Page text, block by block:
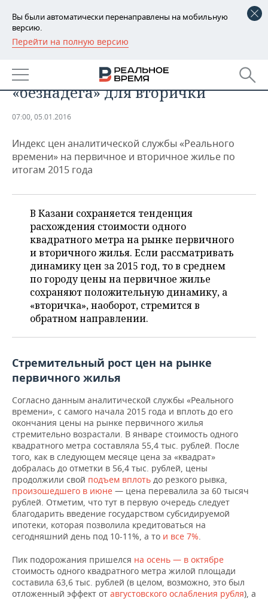
Вы были автоматически перенаправлены на мобильную
версию.
Перейти на полную версию
РЕГИОНЫ
БАШКОРТОСТАН
ТАТАРСТАН
НОВОСТИ
АНАЛИТИКА
ДЕКЛАРАЦИИ О ДОХОДАХ
ВУЗЫ ТАТАРСТАНА
КОМУ ПРИНАДЛЕЖАТ
ТОРГОВЫЕ ЦЕНТРЫ
ТАТАРСТАНА
НОВОСТИ ЭКОНОМИКИ
БАНКИ
БЮДЖЕТ
ИНВЕСТИЦИИ
ПРОМЫШЛЕННОСТЬ
АГРОПРОМ
МАШИНОСТРОЕНИЕ
НЕФТЕХИМИЯ
НЕФТЬ
НОВОСТИ НЕДВИЖИМОСТИ
АВТО
НОВОСТИ АВТО
БИЗНЕС
НОВОСТИ БИЗНЕСА
РОЗНИЧНАЯ ТОРГОВЛЯ
ТРАНСПОРТ
ТЕХНОЛОГИИ
НОВОСТИ ТЕХНОЛОГИЙ
ТЕЛЕКОММУНИКАЦИИ
МЕРОПРИЯТИЯ
НОВОСТИ МЕРОПРИЯТИЙ
БИЗНЕС-БРАНЧИ
ONLINE-КОНФЕРЕНЦИИ
ОТКРЫТАЯ ЛЕКЦИЯ
СПОРТ
ФУТБОЛ
ХОККЕЙ
БАСКЕТБОЛ
ВОЛЕЙБОЛ
КИБЕРСПОРТ
ФИГУРНОЕ КАТАНИЕ
ВОДНЫЕ ВИДЫ СПОРТА
ХОККЕЙ С МЯЧОМ
НОВОСТИ ОБЩЕСТВА
ВЛАСТЬ
ИНФРАСТРУКТУРА
ИСТОРИЯ
КУЛЬТУРА
МЕДИЦИНА
ОБРАЗОВАНИЕ
ПРОИСШЕСТВИЯ
ФОТОГАЛЕРЕЯ
СЮЖЕТЫ
СПРАВОЧНИК
СПИСОК ПЕРСОН
СПИСОК КОМПАНИЙ
ПОЛНАЯ ВЕРСИЯ
2015: пауза от застройщика и
«безнадега» для вторички
07:00, 05.01.2016
Индекс цен аналитической службы «Реального
времени» на первичное и вторичное жилье по
итогам 2015 года
В Казани сохраняется тенденция
расхождения стоимости одного
квадратного метра на рынке первичного
и вторичного жилья. Если рассматривать
динамику цен за 2015 год, то в среднем
по городу цены на первичное жилье
сохраняют положительную динамику, а
«вторичка», наоборот, стремится в
обратном направлении.
Стремительный рост цен на рынке
первичного жилья
Согласно данным аналитической службы «Реального
времени», с самого начала 2015 года и вплоть до его
окончания цены на рынке первичного жилья
стремительно возрастали. В январе стоимость одного
квадратного метра составляла 55,4 тыс. рублей. После
того, как в следующем месяце цена за «квадрат»
добралась до отметки в 56,4 тыс. рублей, цены
продолжили свой подъем вплоть до резкого рывка,
произошедшего в июне — цена перевалила за 60 тысяч
рублей. Отметим, что тут в первую очередь следует
благодарить введение государством субсидируемой
ипотеки, которая позволила кредитоваться на
сегодняшний день под 10-11%, а то и все 7%.
Пик подорожания пришелся на осень — в октябре
стоимость одного квадратного метра жилой площади
составила 63,6 тыс. рублей (в целом, возможно, это был
отложенный эффект от августовского ослабления рубля), а